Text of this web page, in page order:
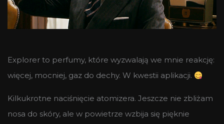
Explorer to perfumy, które wyzwalają we mnie reakcję:
więcej, mocniej, gaz do dechy. W kwestii aplikacji.
Kilkukrotne naciśnięcie atomizera. Jeszcze nie zbliżam
nosa do skóry, ale w powietrze wzbija się pięknie